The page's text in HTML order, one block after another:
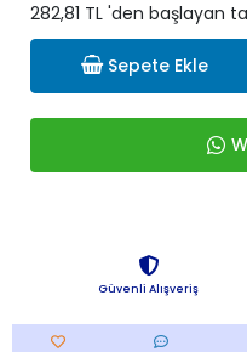
282,81 TL 'den başlayan
Sepete Ekle
Güvenli Alışveriş